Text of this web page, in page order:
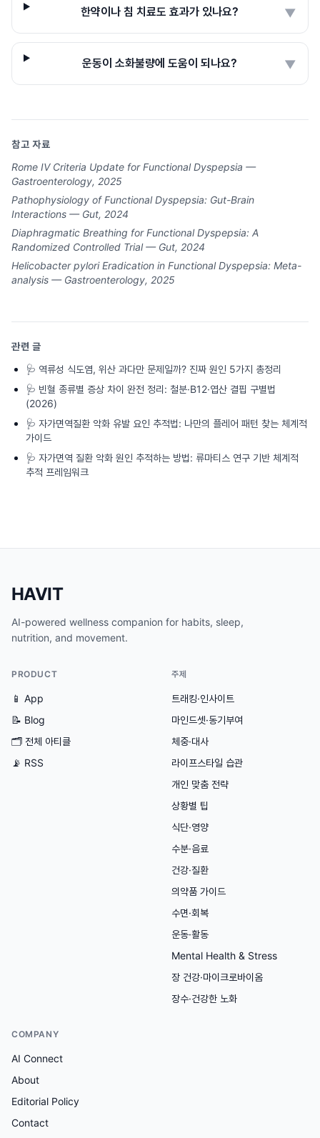
한약이나 침 치료도 효과가 있나요? ▼
운동이 소화불량에 도움이 되나요? ▼
참고 자료
Rome IV Criteria Update for Functional Dyspepsia —
Gastroenterology, 2025
Pathophysiology of Functional Dyspepsia: Gut-Brain
Interactions — Gut, 2024
Diaphragmatic Breathing for Functional Dyspepsia: A
Randomized Controlled Trial — Gut, 2024
Helicobacter pylori Eradication in Functional Dyspepsia: Meta-
analysis — Gastroenterology, 2025
관련 글
🩺 역류성 식도염, 위산 과다만 문제일까? 진짜 원인 5가지 총정리
🩺 빈혈 종류별 증상 차이 완전 정리: 철분·B12·엽산 결핍 구별법
(2026)
🩺 자가면역질환 악화 유발 요인 추적법: 나만의 플레어 패턴 찾는 체계적
가이드
🩺 자가면역 질환 악화 원인 추적하는 방법: 류마티스 연구 기반 체계적
추적 프레임워크
HAVIT
AI-powered wellness companion for habits, sleep,
nutrition, and movement.
PRODUCT
📱 App
📝 Blog
🗂 전체 아티클
📡 RSS
주제
트래킹·인사이트
마인드셋·동기부여
체중·대사
라이프스타일 습관
개인 맞춤 전략
상황별 팁
식단·영양
수분·음료
건강·질환
의약품 가이드
수면·회복
운동·활동
Mental Health & Stress
장 건강·마이크로바이옴
장수·건강한 노화
COMPANY
AI Connect
About
Editorial Policy
Contact